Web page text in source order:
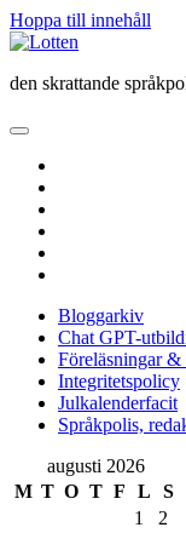
Hoppa till innehåll
Lotten
den skrattande
öppna
meny
Bloggarkiv
Chat GPT-
Föreläsningar &
Integritetspolicy
Julkalenderfacit
Språkpolis,
Sidopanel
augusti 2026
M T O T F L
S
1
2